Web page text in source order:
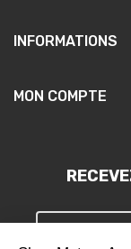
INFORMATIONS
MON COMPTE